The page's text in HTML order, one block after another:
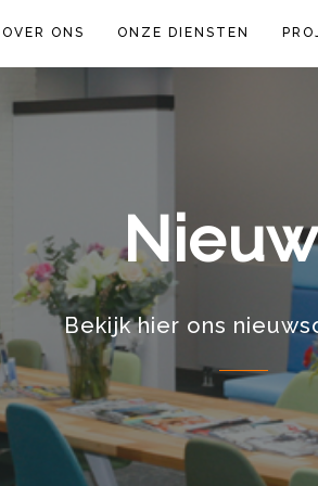
OVER ONS ONZE DIENSTEN
Bekijk hier ons